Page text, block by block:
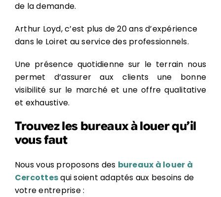
de la demande.
Arthur Loyd, c’est plus de 20 ans d’expérience
dans le Loiret au service des professionnels.
Une présence quotidienne sur le terrain nous
permet d’assurer aux clients une bonne
visibilité sur le marché et une offre qualitative
et exhaustive.
Trouvez les bureaux à louer qu’il
vous faut
Nous vous proposons des bureaux à louer à
Cercottesqui soient adaptés aux besoins de
votre entreprise :